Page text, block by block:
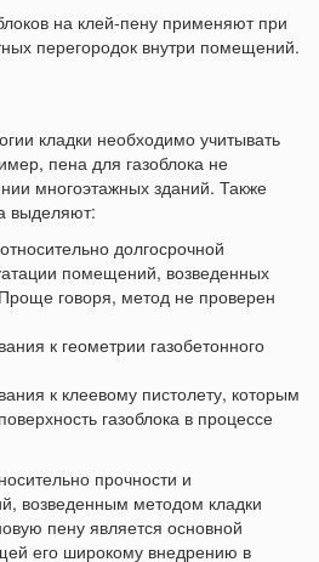
на клей-пену применяют при
перегородок внутри помещений.
кладки необходимо учитывать
пена для газоблока не
многоэтажных зданий. Также
выделяют:
долгосрочной
помещений, возведенных
говоря, метод не проверен
к геометрии газобетонного
к клеевому пистолету, которым
газоблока в процессе
прочности и
возведенным методом кладки
пену является основной
его широкому внедрению в